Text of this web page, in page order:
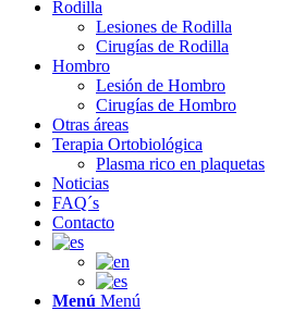
Rodilla
Lesiones de Rodilla
Cirugías de Rodilla
Hombro
Lesión de Hombro
Cirugías de Hombro
Otras áreas
Terapia Ortobiológica
Plasma rico en plaquetas
Noticias
FAQ´s
Contacto
Menú Menú